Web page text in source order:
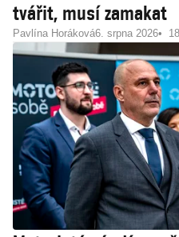
tvářit, musí zamakat
Pavlína Horáková6. srpna 2026